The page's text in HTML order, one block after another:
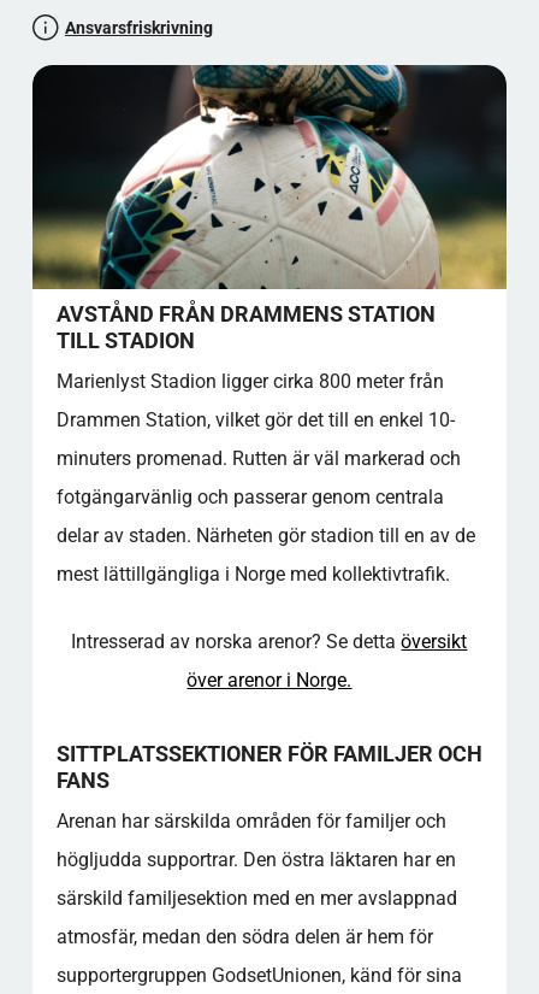
Oavsett om du planerar ett besök, undersöker arenor
eller följer Eliteserien, erbjuder denna detaljerade profil
allt du behöver veta.
Ansvarsfriskrivning
AVSTÅND FRÅN DRAMMENS STATION
TILL STADION
Marienlyst Stadion ligger cirka 800 meter från
Drammen Station, vilket gör det till en enkel 10-
minuters promenad. Rutten är väl markerad och
fotgängarvänlig och passerar genom centrala
delar av staden. Närheten gör stadion till en av de
mest lättillgängliga i Norge med kollektivtrafik.
Intresserad av norska arenor? Se dettaöversikt
över arenor i Norge.
SITTPLATSSEKTIONER FÖR FAMILJER OCH
FANS
Arenan har särskilda områden för familjer och
högljudda supportrar. Den östra läktaren har en
särskild familjesektion med en mer avslappnad
atmosfär, medan den södra delen är hem för
supportergruppen GodsetUnionen, känd för sina
KULTURELL BETYDELSE OCH
SAMHÄLLSPÅVERKAN
FAKTA AVSNITT
STADIUMINSIGHT BETYG: 4,5 STJÄRNOR
BRA ATT VETA
KÄLLHÄNVISNINGAR
Officiell plats för stadion
Marienlyst Stadion, Schwartz gate 2, 3043
Drammen, Norge
Låt oss testa dina allmänna kunskaper!
Stadium Spirit
STADION KLUBBENS SÅNG OCH RAMSOR
KLUBB HYMN VERS
ANDRA VERSEN
ICONIC CHANT
MEDLEMSFÖRMÅNER OCH FASTA PLATSER
Standard- eller Premiummedlemskap
SAMHÄLLETS VÄRDE
För mer djupgående information om detta
ger ytterligare insikter och förklaringar.
FAQ - MARIENLYST STADION
Drammen Station?
Var kan familjer sitta under matcherna?
Finns det tillgängliga parkeringsalternativ för
arenan?